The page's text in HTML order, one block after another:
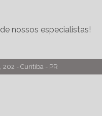
nossos especialistas!
- Curitiba - PR